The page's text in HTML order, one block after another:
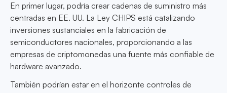
En primer lugar, podría crear cadenas de suministro más
centradas en EE. UU. La Ley CHIPS está catalizando
inversiones sustanciales en la fabricación de
semiconductores nacionales, proporcionando a las
empresas de criptomonedas una fuente más confiable de
hardware avanzado.
También podrían estar en el horizonte controles de